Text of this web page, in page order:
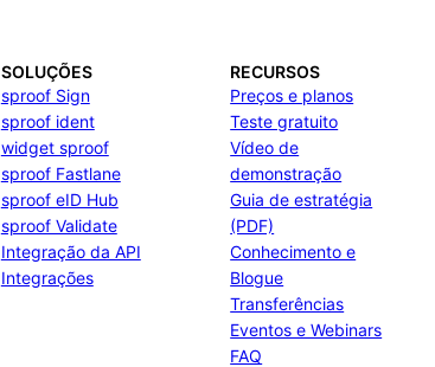
SOLUÇÕES
sproof Sign
sproof ident
widget sproof
sproof Fastlane
sproof eID Hub
sproof Validate
Integração da API
Integrações
RECURSOS
Preços e planos
Teste gratuito
Vídeo de
demonstração
Guia de estratégia
(PDF)
Conhecimento e
Blogue
Transferências
Eventos e Webinars
FAQ